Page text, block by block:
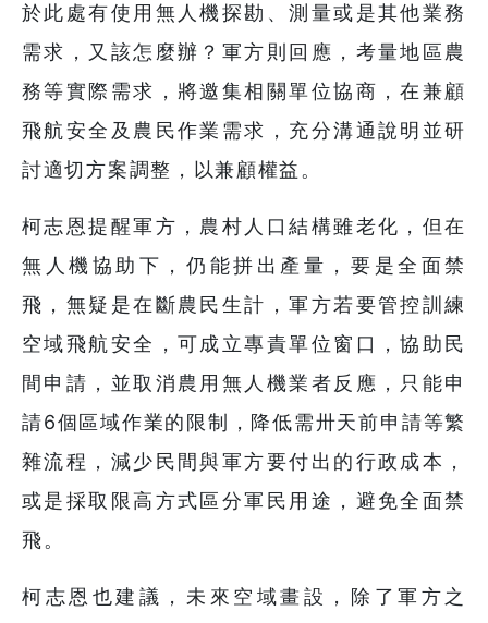
於此處有使用無人機探勘、測量或是其他業務
需求，又該怎麼辦？軍方則回應，考量地區農
務等實際需求，將邀集相關單位協商，在兼顧
飛航安全及農民作業需求，充分溝通說明並研
討適切方案調整，以兼顧權益。
柯志恩提醒軍方，農村人口結構雖老化，但在
無人機協助下，仍能拼出產量，要是全面禁
飛，無疑是在斷農民生計，軍方若要管控訓練
空域飛航安全，可成立專責單位窗口，協助民
間申請，並取消農用無人機業者反應，只能申
請6個區域作業的限制，降低需卅天前申請等繁
雜流程，減少民間與軍方要付出的行政成本，
或是採取限高方式區分軍民用途，避免全面禁
飛。
柯志恩也建議，未來空域畫設，除了軍方之